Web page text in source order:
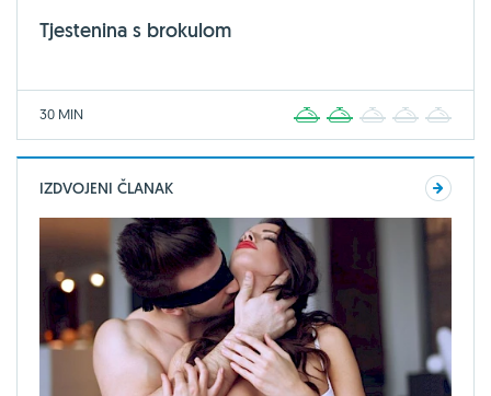
Tjestenina s brokulom
30 MIN 2 3 4
IZDVOJENI ČLANAK